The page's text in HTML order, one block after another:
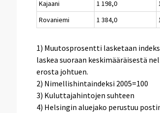
Kajaani
1 198,0
Rovaniemi
1 384,0
1) Muutosprosentti lasketaan
laskea suoraan keskimääräisestä
erosta johtuen.
2) Nimellishintaindeksi 2005=100
3) Kuluttajahintojen suhteen
4) Helsingin aluejako perustuu